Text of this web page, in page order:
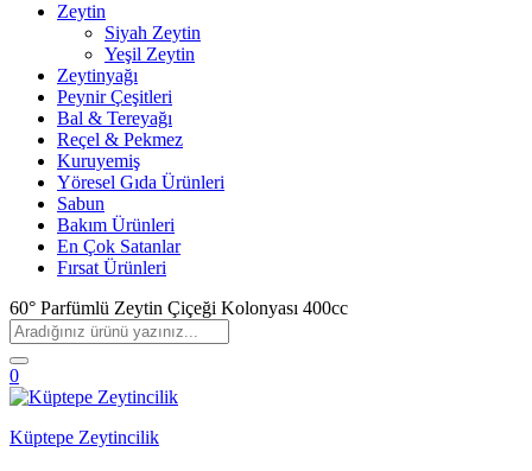
Zeytin
Siyah Zeytin
Yeşil Zeytin
Zeytinyağı
Peynir Çeşitleri
Bal & Tereyağı
Reçel & Pekmez
Kuruyemiş
Yöresel Gıda Ürünleri
Sabun
Bakım Ürünleri
En Çok Satanlar
Fırsat Ürünleri
60° Parfümlü Zeytin Çiçeği Kolonyası 400cc
0
Küptepe Zeytincilik